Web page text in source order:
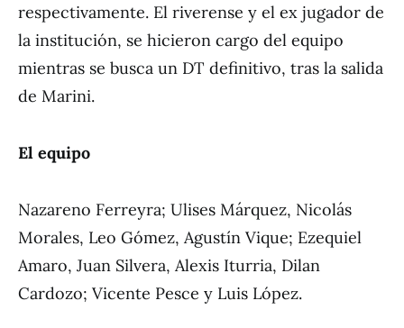
respectivamente. El riverense y el ex jugador de
la institución, se hicieron cargo del equipo
mientras se busca un DT definitivo, tras la salida
de Marini.
El equipo
Nazareno Ferreyra; Ulises Márquez, Nicolás
Morales, Leo Gómez, Agustín Vique; Ezequiel
Amaro, Juan Silvera, Alexis Iturria, Dilan
Cardozo; Vicente Pesce y Luis López.